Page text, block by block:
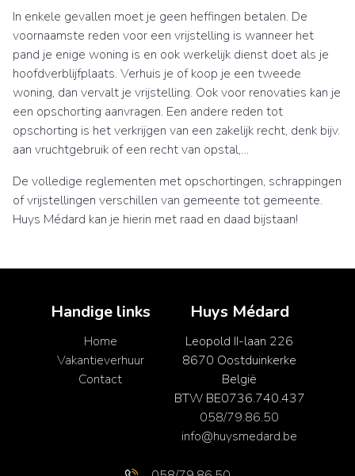
In enkele gevallen moet je geen heffingen betalen. De
voornaamste reden voor een vrijstelling is wanneer het
pand je enige woning is en ook werkelijk dienst doet als je
hoofdverblijfplaats. Verhuis je of koop je een tweede
woning, dan vervalt je vrijstelling. Ook voor renovaties kan je
een opschorting aanvragen. Een andere reden tot
opschorting is het verkrijgen van een zakelijk recht, denk bijv.
aan vruchtgebruik of een recht van opstal,…
De volledige reglementen met opschortingen, schrappingen
of vrijstellingen verschillen van gemeente tot gemeente.
Huys Médard kan je hierin met raad en daad bijstaan!
Handige links
Home
Vakantieverhuur
Contact
Huys Médard
Leopold II-laan 226
8670 Oostduinkerke
België
BTW BE0736.740.437
058/79.86.50
info@huysmedard.be